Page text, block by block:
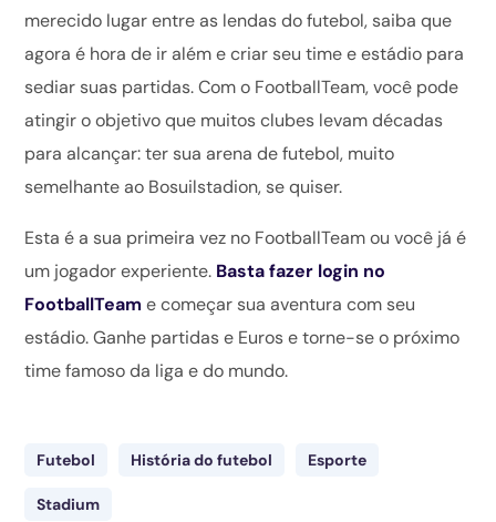
merecido lugar entre as lendas do futebol, saiba que
agora é hora de ir além e criar seu time e estádio para
sediar suas partidas. Com o FootballTeam, você pode
atingir o objetivo que muitos clubes levam décadas
para alcançar: ter sua arena de futebol, muito
semelhante ao Bosuilstadion, se quiser.
Esta é a sua primeira vez no FootballTeam ou você já é
um jogador experiente. Basta fazer login no
FootballTeame começar sua aventura com seu
estádio. Ganhe partidas e Euros e torne-se o próximo
time famoso da liga e do mundo.
Futebol História do futebol Esporte
Stadium